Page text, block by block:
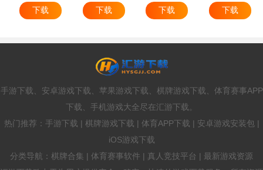
下载
下载
下载
下载
手游下载、安卓游戏下载、苹果游戏下载、棋牌游戏下载、体育赛事APP
下载、手机游戏大全尽在汇游下载。
热门推荐：手游下载 | 棋牌游戏下载 | 体育APP下载 | 安卓游戏安装包 |
iOS游戏下载
分类导航：棋牌合集 | 体育赛事软件 | 真人竞技平台 | 最新游戏资源